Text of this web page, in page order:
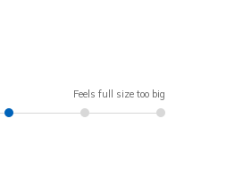
Feels full size too big